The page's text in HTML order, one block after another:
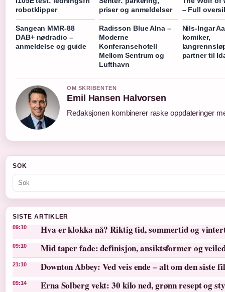
robotklipper
priser og anmeldelser
– Full
Sangean MMR-88
DAB+ nødradio –
anmeldelse og guide
Radisson Blue Alna –
Moderne
Konferansehotell
Mellom Sentrum og
Lufthavn
Nils-Ingar
komiker,
partner til
OM SKRIBENTEN
Emil Hansen Halvorsen
Redaksjonen kombinerer raske oppdateringer
SOK
SISTE ARTIKLER
09:10 Hva er klokka nå? Riktig tid, sommertid og
09:10 Mid taper fade: definisjon, ansiktsformer og
21:10 Downton Abbey: Ved veis ende – alt om den siste
09:14 Erna Solberg vekt: 30 kilo ned, grønn resept og